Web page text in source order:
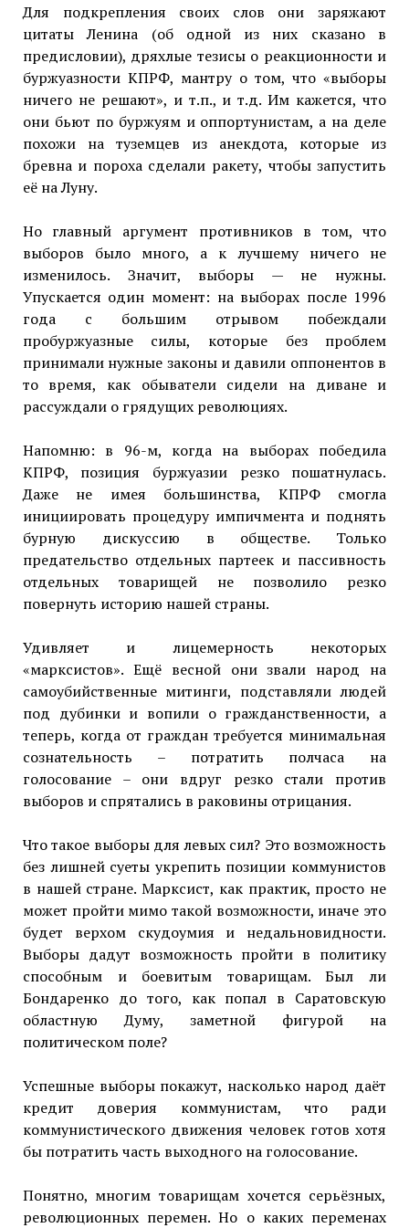
Для подкрепления своих слов они заряжают
цитаты Ленина (об одной из них сказано в
предисловии), дряхлые тезисы о реакционности и
буржуазности КПРФ, мантру о том, что «выборы
ничего не решают», и т.п., и т.д. Им кажется, что
они бьют по буржуям и оппортунистам, а на деле
похожи на туземцев из анекдота, которые из
бревна и пороха сделали ракету, чтобы запустить
её на Луну.
Но главный аргумент противников в том, что
выборов было много, а к лучшему ничего не
изменилось. Значит, выборы — не нужны.
Упускается один момент: на выборах после 1996
года с большим отрывом побеждали
пробуржуазные силы, которые без проблем
принимали нужные законы и давили оппонентов в
то время, как обыватели сидели на диване и
рассуждали о грядущих революциях.
Напомню: в 96-м, когда на выборах победила
КПРФ, позиция буржуазии резко пошатнулась.
Даже не имея большинства, КПРФ смогла
инициировать процедуру импичмента и поднять
бурную дискуссию в обществе. Только
предательство отдельных партеек и пассивность
отдельных товарищей не позволило резко
повернуть историю нашей страны.
Удивляет и лицемерность некоторых
«марксистов». Ещё весной они звали народ на
самоубийственные митинги, подставляли людей
под дубинки и вопили о гражданственности, а
теперь, когда от граждан требуется минимальная
сознательность – потратить полчаса на
голосование – они вдруг резко стали против
выборов и спрятались в раковины отрицания.
Что такое выборы для левых сил? Это возможность
без лишней суеты укрепить позиции коммунистов
в нашей стране. Марксист, как практик, просто не
может пройти мимо такой возможности, иначе это
будет верхом скудоумия и недальновидности.
Выборы дадут возможность пройти в политику
способным и боевитым товарищам. Был ли
Бондаренко до того, как попал в Саратовскую
областную Думу, заметной фигурой на
политическом поле?
Успешные выборы покажут, насколько народ даёт
кредит доверия коммунистам, что ради
коммунистического движения человек готов хотя
бы потратить часть выходного на голосование.
Понятно, многим товарищам хочется серьёзных,
революционных перемен. Но о каких переменах